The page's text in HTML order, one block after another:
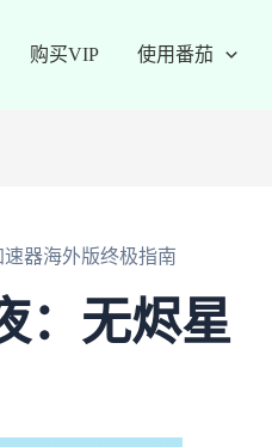
购买VIP 使用番茄
器海外版终极指南
：无烬星